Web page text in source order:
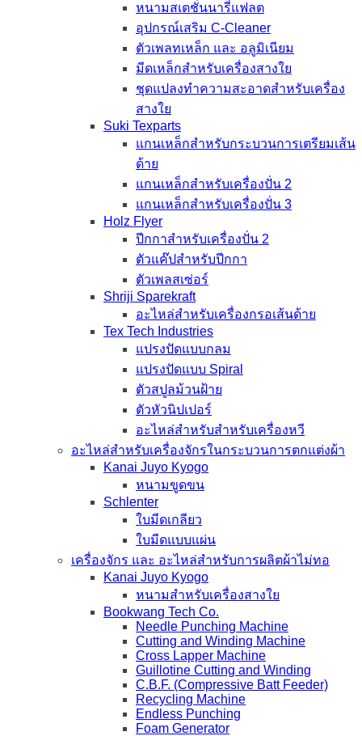
หนามสเตชั่นนารี่แฟลต
อุปกรณ์เสริม C-Cleaner
ตัวเพลทเหล็ก และ อลูมิเนียม
มีดเหล็กสำหรับเครื่องสางใย
ชุดแปลงทำความสะอาดสำหรับเครื่อง
สางใย
Suki Texparts
แกนเหล็กสำหรับกระบวนการเตรียมเส้น
ด้าย
แกนเหล็กสำหรับเครื่องปั่น 2
แกนเหล็กสำหรับเครื่องปั่น 3
Holz Flyer
ปีกกาสำหรับเครื่องปั่น 2
ตัวแค๊ปสำหรับปีกกา
ตัวเพลสเซ่อร์
Shriji Sparekraft
อะไหล่สำหรับเครื่องกรอเส้นด้าย
Tex Tech Industries
แปรงปัดแบบกลม
แปรงปัดแบบ Spiral
ตัวสปูลม้วนฝ้าย
ตัวหัวนิปเปอร์
อะไหล่สำหรับสำหรับเครื่องหวี
อะไหล่สำหรับเครื่องจักรในกระบวนการตกแต่งผ้า
Kanai Juyo Kyogo
หนามขูดขน
Schlenter
ใบมีดเกลียว
ใบมีดแบบแผ่น
เครื่องจักร และ อะไหล่สำหรับการผลิตผ้าไม่ทอ
Kanai Juyo Kyogo
หนามสำหรับเครื่องสางใย
Bookwang Tech Co.
Needle Punching Machine
Cutting and Winding Machine
Cross Lapper Machine
Guillotine Cutting and Winding
C.B.F. (Compressive Batt Feeder)
Recycling Machine
Endless Punching
Foam Generator